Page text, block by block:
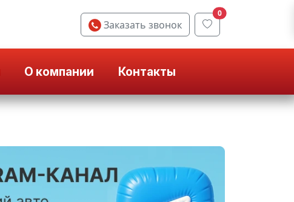
Заказать звонок
0
О компании Контакты